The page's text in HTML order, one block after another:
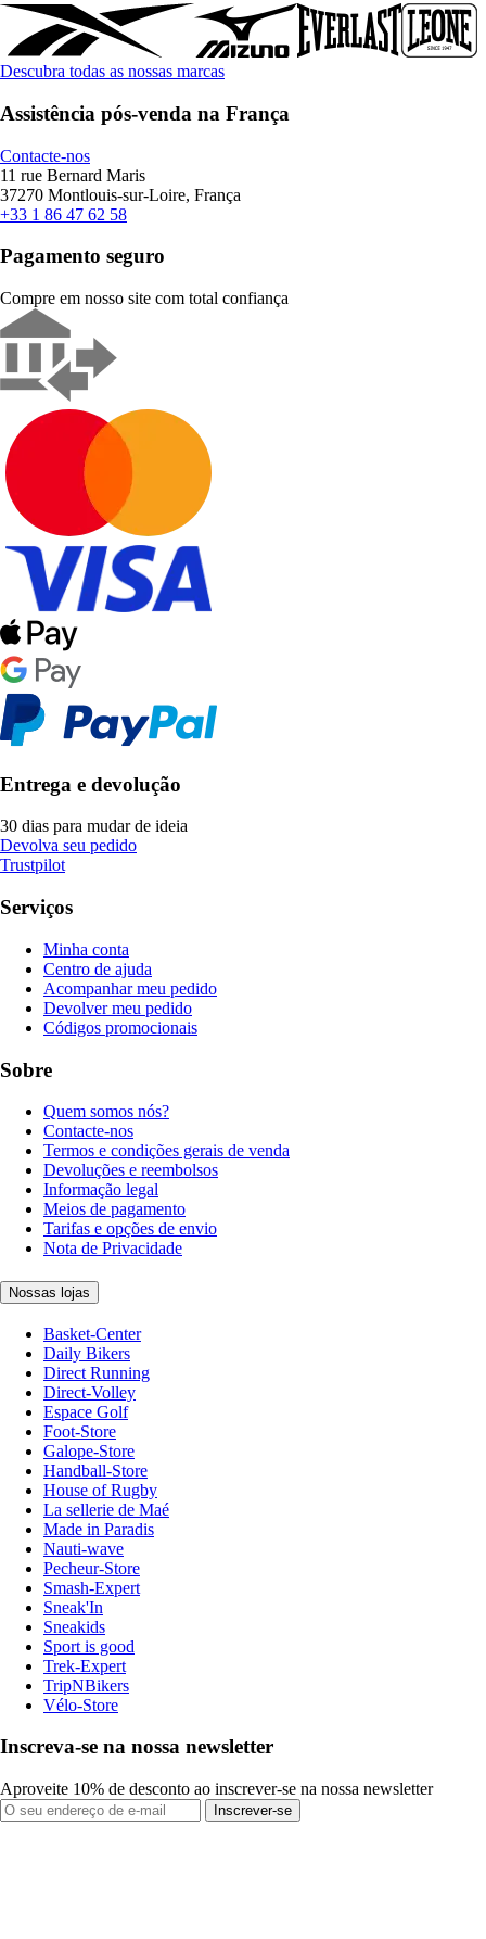
Descubra todas as nossas marcas
Assistência pós-venda na França
Contacte-nos
11 rue Bernard Maris
37270 Montlouis-sur-Loire, França
+33 1 86 47 62 58
Pagamento seguro
Compre em nosso site com total confiança
Entrega e devolução
30 dias para mudar de ideia
Devolva seu pedido
Trustpilot
Serviços
Minha conta
Centro de ajuda
Acompanhar meu pedido
Devolver meu pedido
Códigos promocionais
Sobre
Quem somos nós?
Contacte-nos
Termos e condições gerais de venda
Devoluções e reembolsos
Informação legal
Meios de pagamento
Tarifas e opções de envio
Nota de Privacidade
Nossas lojas
Basket-Center
Daily Bikers
Direct Running
Direct-Volley
Espace Golf
Foot-Store
Galope-Store
Handball-Store
House of Rugby
La sellerie de Maé
Made in Paradis
Nauti-wave
Pecheur-Store
Smash-Expert
Sneak'In
Sneakids
Sport is good
Trek-Expert
TripNBikers
Vélo-Store
Inscreva-se na nossa newsletter
Aproveite 10% de desconto ao inscrever-se na nossa newsletter
Inscrever-se